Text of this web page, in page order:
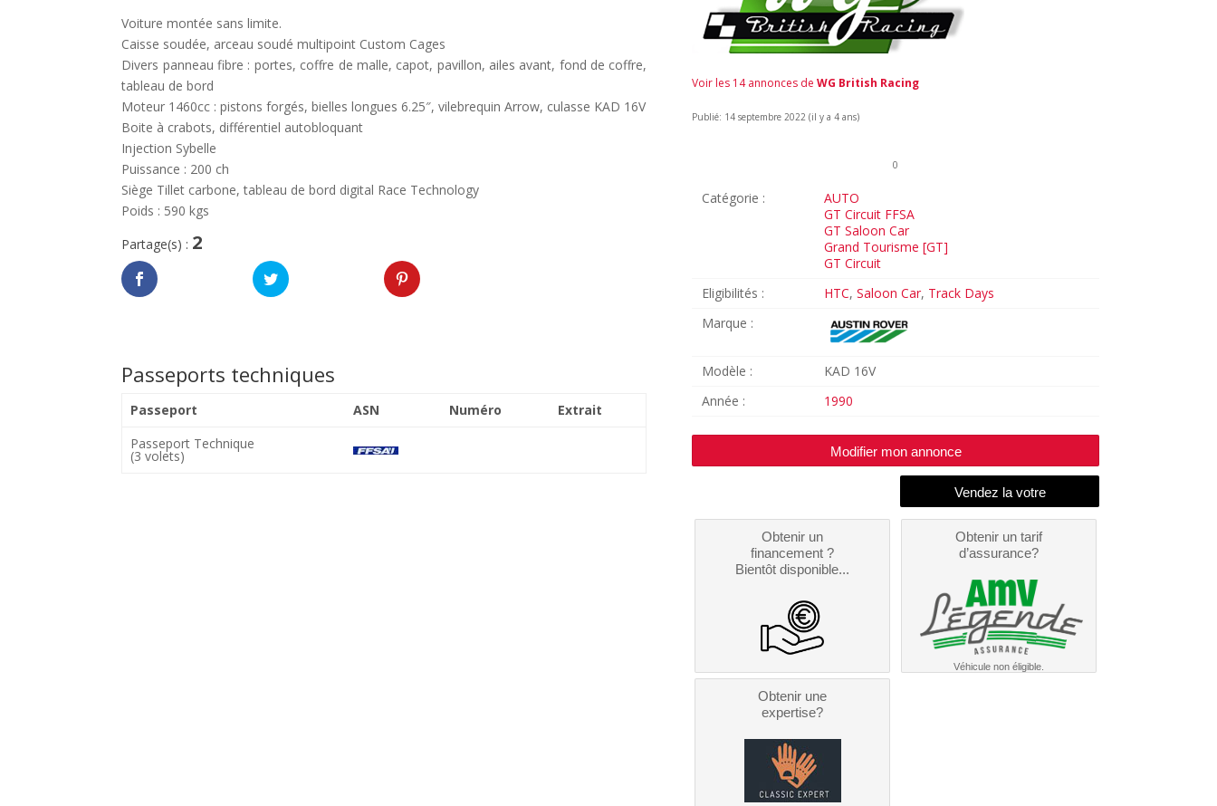
Voiture montée sans limite.
Caisse soudée, arceau soudé multipoint Custom Cages
Divers panneau fibre : portes, coffre de malle, capot, pavillon, ailes avant, fond de coffre,
tableau de bord
Moteur 1460cc : pistons forgés, bielles longues 6.25″, vilebrequin Arrow, culasse KAD 16V
Boite à crabots, différentiel autobloquant
Injection Sybelle
Puissance : 200 ch
Siège Tillet carbone, tableau de bord digital Race Technology
Poids : 590 kgs
Partage(s) : 2
Passeports techniques
Passeport ASN Numéro
Extrait
Passeport Technique
(3 volets)
Voir les 14 annonces deWG British Racing
Publié: 14 septembre 2022 (il y a 4 ans)
0
Catégorie :
AUTO
GT Circuit FFSA
GT Saloon Car
Grand Tourisme [GT]
GT Circuit
Eligibilités :
HTC, Saloon Car, Track Days
Marque :
Modèle :
KAD 16V
Année :
1990
Modifier mon annonce
Obtenir un
financement ?
Bientôt disponible...
Obtenir un tarif
d’assurance?
Véhicule non éligible.
Obtenir une
expertise?